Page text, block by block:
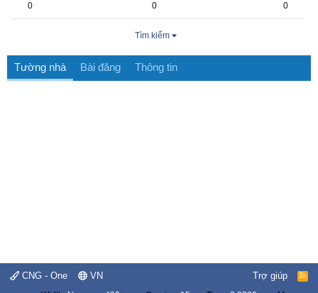
0 0 0
Tìm kiếm
Tường nhà Bài đăng Thông tin
CNG - One VN Trợ giúp
R